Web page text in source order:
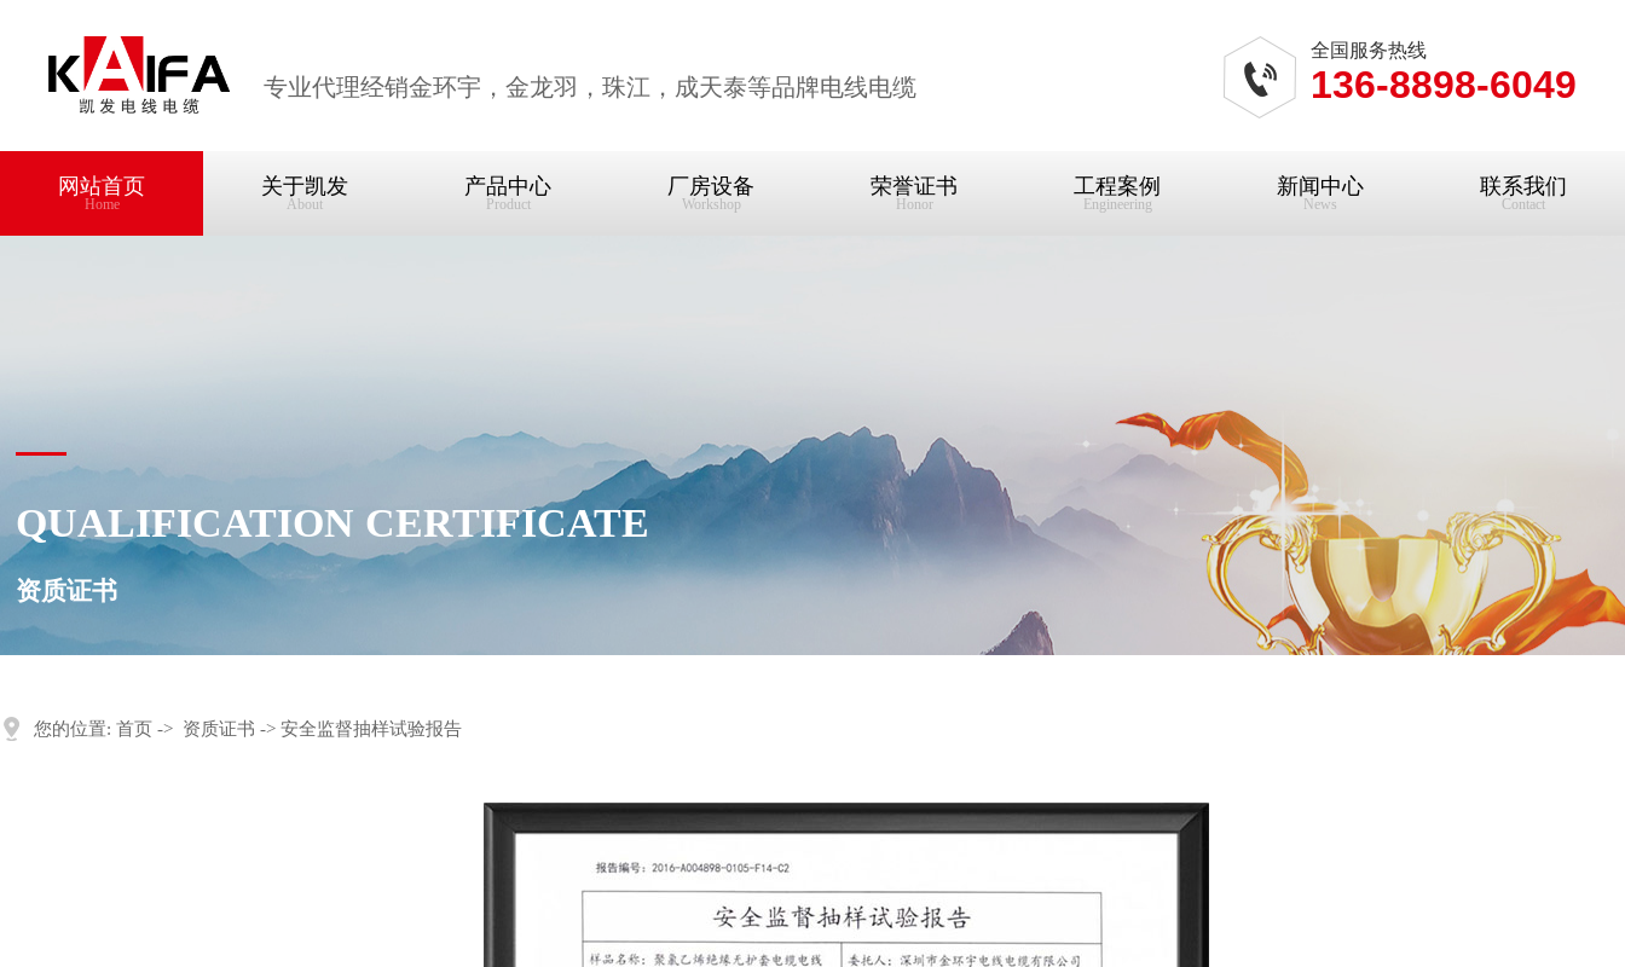
专业代理经销金环宇，金龙羽，珠江，成天泰等品牌电线电缆
全国服务热线
136-8898-6049
网站首页
Home
关于凯发
About
产品中心
Product
厂房设备
Workshop
荣誉证书
Honor
工程案例
Engineering
新闻中心
News
联系我们
Contact
QUALIFICATION CERTIFICATE
资质证书
您的位置: 首页 -> 资质证书 -> 安全监督抽样试验报告